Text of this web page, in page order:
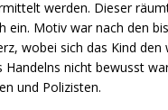
werden. Dieser
ein. Motiv war nach den
wobei sich das Kind den
Handelns nicht bewusst
und Polizisten.